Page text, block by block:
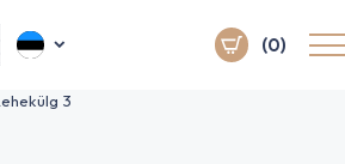
(0)
3